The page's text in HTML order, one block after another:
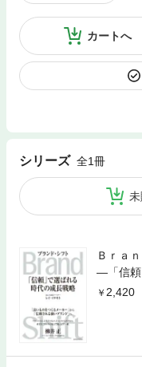
カートへ
シリーズ 全1冊
Ｂｒａ
―「信頼
2,420